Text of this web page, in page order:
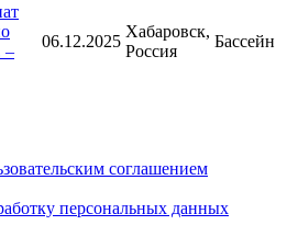
–
06.12.2025
Хабаровск,
Россия
Бассейн
соглашением
персональных данных